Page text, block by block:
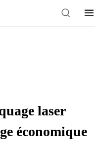
laser
économique